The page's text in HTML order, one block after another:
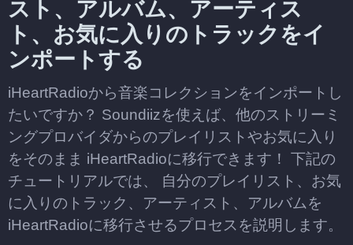
スト、アルバム、アーティス
ト、お気に入りのトラックをイ
ンポートする
iHeartRadioから音楽コレクションをインポートし
たいですか？ Soundiizを使えば、他のストリーミ
ングプロバイダからのプレイリストやお気に入り
をそのまま iHeartRadioに移行できます！ 下記の
チュートリアルでは、 自分のプレイリスト、お気
に入りのトラック、アーティスト、アルバムを
iHeartRadioに移行させるプロセスを説明します。